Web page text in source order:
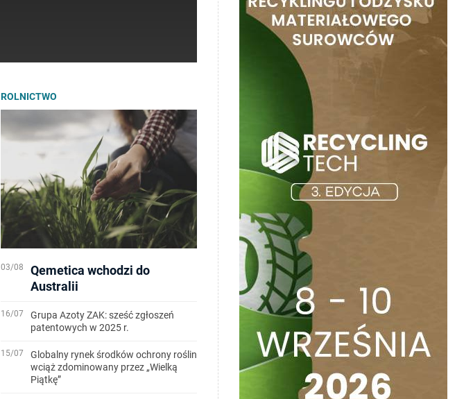
ROLNICTWO
03/08
Qemetica wchodzi do
Australii
16/07
Grupa Azoty ZAK: sześć zgłoszeń
patentowych w 2025 r.
15/07
Globalny rynek środków ochrony roślin
wciąż zdominowany przez „Wielką
Piątkę”